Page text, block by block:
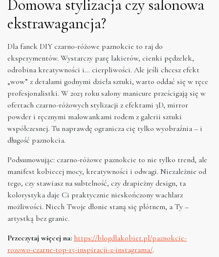
Domowa stylizacja czy salonowa
ekstrawagancja?
Dla fanek DIY czarno-różowe paznokcie to raj do
eksperymentów. Wystarczy parę lakierów, cienki pędzelek,
odrobina kreatywności i… cierpliwości. Ale jeśli chcesz efekt
„wow” z detalami godnymi dzieła sztuki, warto oddać się w ręce
profesjonalistki. W 2023 roku salony manicure prześcigają się w
ofertach czarno-różowych stylizacji z efektami 3D, mirror
powder i ręcznymi malowankami rodem z galerii sztuki
współczesnej. Tu naprawdę ogranicza cię tylko wyobraźnia – i
długość paznokcia.
Podsumowując: czarno-różowe paznokcie to nie tylko trend, ale
manifest kobiecej mocy, kreatywności i odwagi. Niezależnie od
tego, czy stawiasz na subtelność, czy drapieżny design, ta
kolorystyka daje Ci praktycznie nieskończony wachlarz
możliwości. Niech Twoje dłonie staną się płótnem, a Ty –
artystką bez granic.
Przeczytaj więcej na: https://blogdlakobiet.pl/paznokcie-
rozowo-czarne-top-15-inspiracji-z-instagrama/.